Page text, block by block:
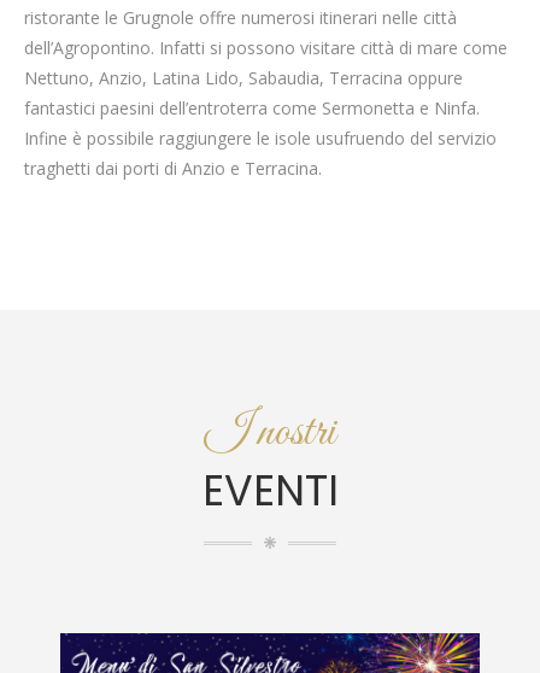
ristorante le Grugnole offre numerosi itinerari nelle città
dell’Agropontino. Infatti si possono visitare città di mare come
Nettuno, Anzio, Latina Lido, Sabaudia, Terracina oppure
fantastici paesini dell’entroterra come Sermonetta e Ninfa.
Infine è possibile raggiungere le isole usufruendo del servizio
traghetti dai porti di Anzio e Terracina.
I nostri
EVENTI